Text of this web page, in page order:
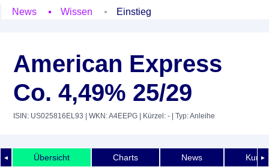
News
Wissen Einstieg
American Express
Co. 4,49% 25/29
ISIN: US025816EL93 | WKN: A4EEPG | Kürzel: - | Typ: Anleihe
◄ ►
Übersicht Charts News